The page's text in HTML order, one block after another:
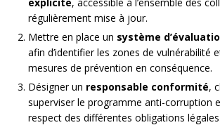
régulièrement mise à jour.
Mettre en place un système
afin d’identifier les zones de vulnérabilité
mesures de prévention en conséquence.
Désigner un responsable conformité,
superviser le programme anti-corruption
respect des différentes obligations légales.